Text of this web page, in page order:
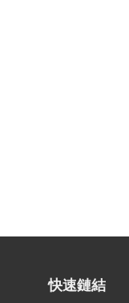
快速鏈結